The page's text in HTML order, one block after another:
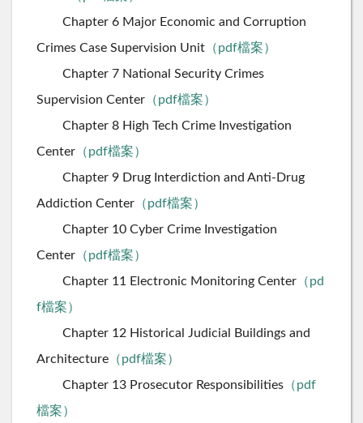
Chapter 6 Major Economic and Corruption
Crimes Case Supervision Unit （pdf檔案）
Chapter 7 National Security Crimes
Supervision Center （pdf檔案）
Chapter 8 High Tech Crime Investigation
Center （pdf檔案）
Chapter 9 Drug Interdiction and Anti-Drug
Addiction Center （pdf檔案）
Chapter 10 Cyber Crime Investigation
Center （pdf檔案）
Chapter 11 Electronic Monitoring Center （pd
f檔案）
Chapter 12 Historical Judicial Buildings and
Architecture （pdf檔案）
Chapter 13 Prosecutor Responsibilities （pdf
檔案）